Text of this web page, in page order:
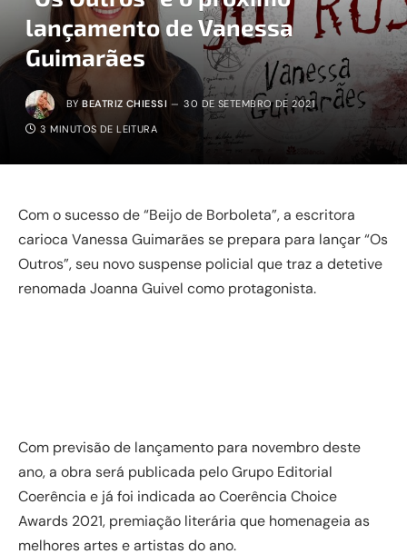
lançamento de Vanessa
Guimarães
BY BEATRIZ CHIESSI 30 DE SETEMBRO DE 2021
3 MINUTOS DE LEITURA
Com o sucesso de “Beijo de Borboleta”, a escritora
carioca Vanessa Guimarães se prepara para lançar “Os
Outros”, seu novo suspense policial que traz a detetive
renomada Joanna Guivel como protagonista.
Com previsão de lançamento para novembro deste
ano, a obra será publicada pelo Grupo Editorial
Coerência e já foi indicada ao Coerência Choice
Awards 2021, premiação literária que homenageia as
melhores artes e artistas do ano.